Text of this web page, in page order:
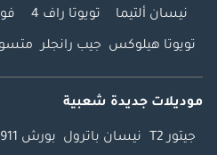
نيسان ألتيما تويوتا راف 4
تويوتا هيلوكس جيب رانجلر
موديلات جديدة شعبية
جيتور T2 نيسان باترول بورش 911